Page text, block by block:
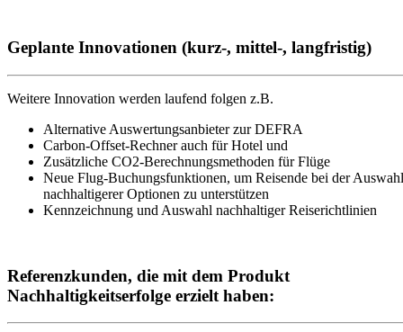
Geplante Innovationen (kurz-, mittel-, langfristig)
Weitere Innovation werden laufend folgen z.B.
Alternative Auswertungsanbieter zur DEFRA
Carbon-Offset-Rechner auch für Hotel und
Zusätzliche CO2-Berechnungsmethoden für Flüge
Neue Flug-Buchungsfunktionen, um Reisende bei der Auswahl
nachhaltigerer Optionen zu unterstützen
Kennzeichnung und Auswahl nachhaltiger Reiserichtlinien
Referenzkunden, die mit dem Produkt
Nachhaltigkeitserfolge erzielt haben: